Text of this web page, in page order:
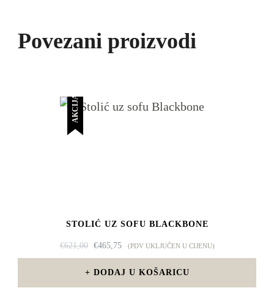
Povezani proizvodi
AKCIJA!
STOLIĆ UZ SOFU BLACKBONE
€621,00
IZVORNA
CIJENA
BILA
€465,75TRENUTNA
CIJENA
JE:
(PDV UKLJUČEN U CIJENU)
DODAJ U KOŠARICU